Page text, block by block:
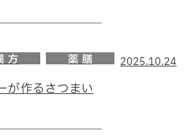
方 薬 膳 2025.10.24
が作るさつまい